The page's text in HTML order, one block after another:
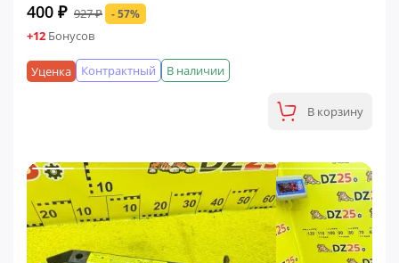
400 ₽ 927 ₽ - 57%
+12 Бонусов
В наличии
Контрактный
Уценка
В корзину